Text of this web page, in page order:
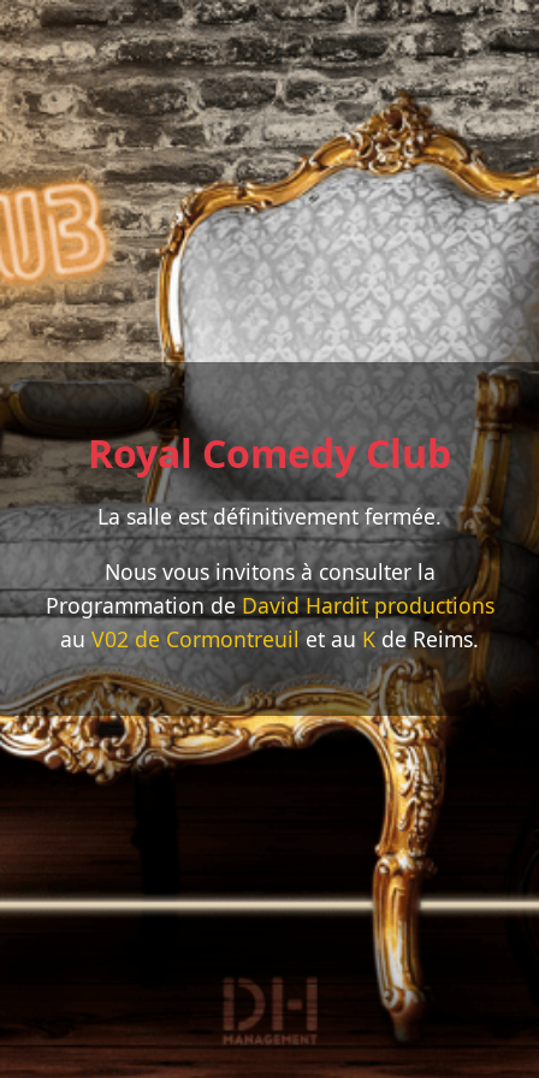
Royal Comedy Club
La salle est définitivement fermée.
Nous vous invitons à consulter la
Programmation deDavid Hardit productions
au V02 de Cormontreuil et au K de Reims.